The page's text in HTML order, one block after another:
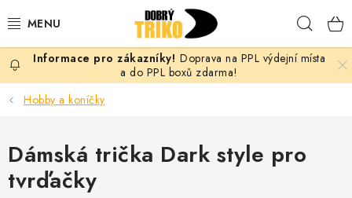
na
PRO ŽENY
PRO MUŽE
PRO DĚTI
DOPLŇKY
Doprava na PPL výdejní místa
a do PPL boxů zdarma!
Hobby a koníčky
Dámská trička Dark style pro
tvrďačky